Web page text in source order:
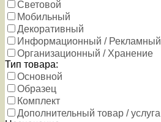
Световой
Мобильный
Декоративный
Информационный / Рекламный
Организационный / Хранение
Тип товара:
Основной
Образец
Комплект
Дополнительный товар / услуга